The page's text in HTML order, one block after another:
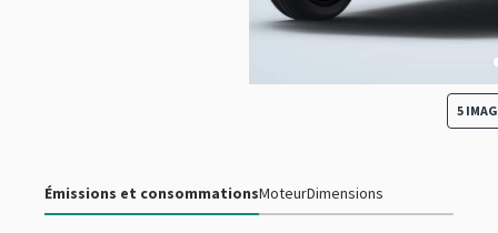
5
Émissions et consommationsMoteurDimensions